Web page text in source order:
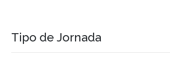
Tipo de Jornada